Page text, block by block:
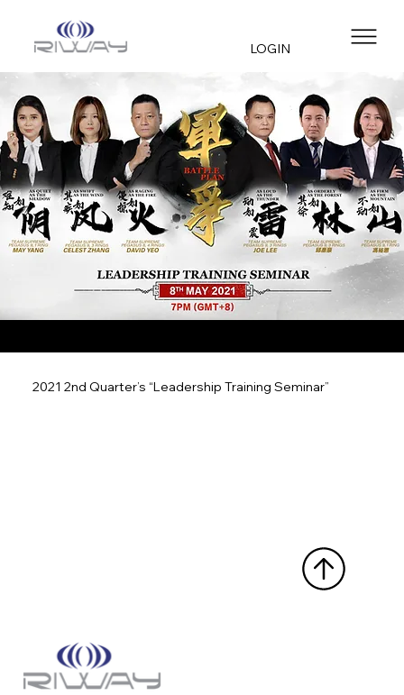
LOGIN
2021 2nd Quarter’s “Leadership Training Seminar”